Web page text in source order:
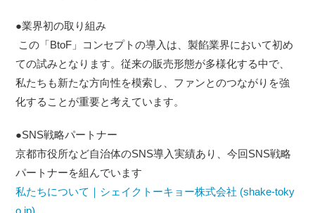
●業界初の取り組み
この「BtoF」コンセプトの導入は、製餡業界において初め
ての試みとなります。従来の販売形態が多様化する中で、
私たちも新たな方向性を模索し、ファンとのつながりを強
化することが重要と考えています。
●SNS戦略パートナー
京都市役所など自治体のSNS導入実績あり、今回SNS戦略
パートナーを組んでいます
私たちについて｜シェイクトーキョー株式会社 (shake-toky
o.jp)